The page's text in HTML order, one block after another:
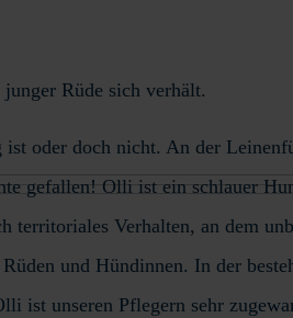
Rüde sich verhält.
oder doch nicht. An der
gefallen! Olli ist ein schlauer
territoriales Verhalten, an dem
und Hündinnen. In der
ist unseren Pflegern sehr